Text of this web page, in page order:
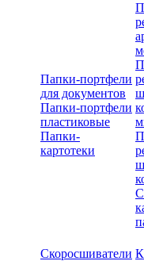
Папки-портфели
для документов
Папки-портфели
пластиковые
Папки-
картотеки
Скоросшиватели